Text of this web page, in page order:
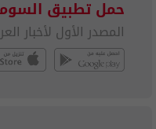
حمل تطبيق
المصدر الأول لأخبار